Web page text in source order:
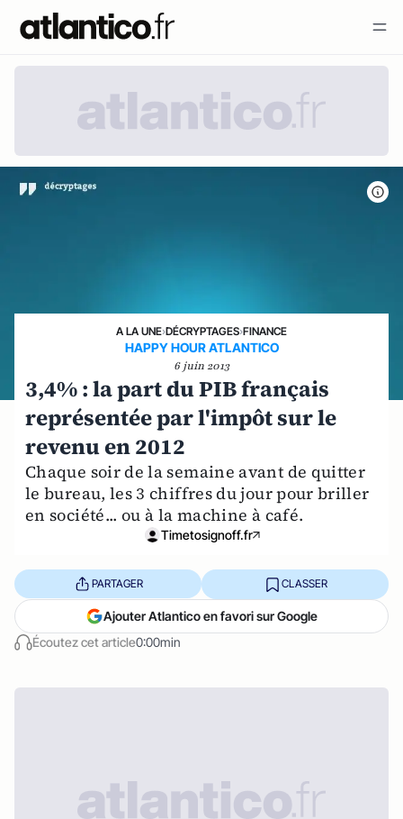
A LA UNE›DÉCRYPTAGES›FINANCE
HAPPY HOUR ATLANTICO
6 juin 2013
3,4% : la part du PIB français
représentée par l'impôt sur le
revenu en 2012
Chaque soir de la semaine avant de quitter
le bureau, les 3 chiffres du jour pour briller
en société... ou à la machine à café.
Timetosignoff.fr
Écoutez cet article0:00min
PARTAGER CLASSER
Ajouter Atlantico en favori sur Google